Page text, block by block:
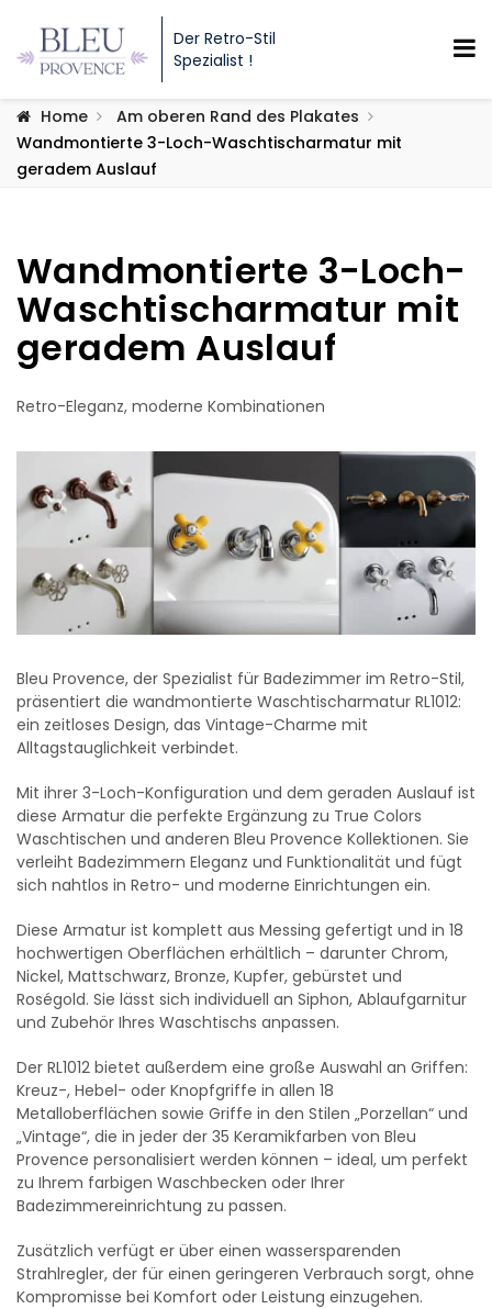
Der Retro-Stil
Spezialist !
Home
Am oberen Rand des Plakates
Wandmontierte 3-Loch-Waschtischarmatur mit
geradem Auslauf
Wandmontierte 3-Loch-
Waschtischarmatur mit
geradem Auslauf
Retro-Eleganz, moderne Kombinationen
Bleu Provence, der Spezialist für Badezimmer im Retro-Stil,
präsentiert die wandmontierte Waschtischarmatur RL1012:
ein zeitloses Design, das Vintage-Charme mit
Alltagstauglichkeit verbindet.
Mit ihrer 3-Loch-Konfiguration und dem geraden Auslauf ist
diese Armatur die perfekte Ergänzung zu True Colors
Waschtischen und anderen Bleu Provence Kollektionen. Sie
verleiht Badezimmern Eleganz und Funktionalität und fügt
sich nahtlos in Retro- und moderne Einrichtungen ein.
Diese Armatur ist komplett aus Messing gefertigt und in 18
hochwertigen Oberflächen erhältlich – darunter Chrom,
Nickel, Mattschwarz, Bronze, Kupfer, gebürstet und
Roségold. Sie lässt sich individuell an Siphon, Ablaufgarnitur
und Zubehör Ihres Waschtischs anpassen.
Der RL1012 bietet außerdem eine große Auswahl an Griffen:
Kreuz-, Hebel- oder Knopfgriffe in allen 18
Metalloberflächen sowie Griffe in den Stilen „Porzellan“ und
„Vintage“, die in jeder der 35 Keramikfarben von Bleu
Provence personalisiert werden können – ideal, um perfekt
zu Ihrem farbigen Waschbecken oder Ihrer
Badezimmereinrichtung zu passen.
Zusätzlich verfügt er über einen wassersparenden
Strahlregler, der für einen geringeren Verbrauch sorgt, ohne
Kompromisse bei Komfort oder Leistung einzugehen.